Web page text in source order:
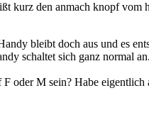
kurz den anmach knopf vom
bleibt doch aus und es
schaltet sich ganz normal an.
oder M sein? Habe eigentlich